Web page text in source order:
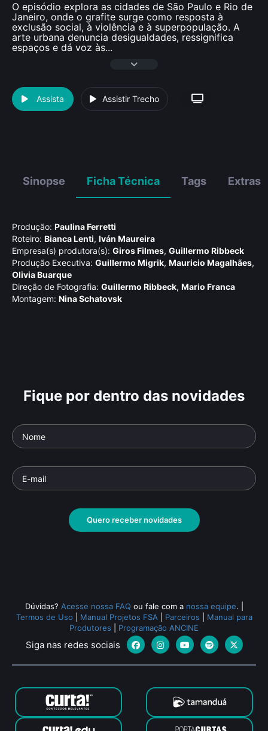
O episódio explora as cidades de São Paulo e Rio de
Janeiro, onde o grafite surge como resposta à
exclusão social, à violência e à superpopulação. A
arte urbana denuncia desigualdades, ressignifica
espaços e dá voz às...
Assista Assistir Trecho
Sinopse Ficha Técnica Tags Extras
Produção: Paulina Ferretti
Roteiro: Bianca Lenti, Iván Maureira
Empresa(s) produtora(s): Giros Filmes, Guillermo Ribbeck
Produção Executiva: Guillermo Migrik, Mauricio Magalhães,
Olivia Buarque
Direção de Fotografia: Guillermo Ribbeck, Mario Franca
Montagem: Nina Schatovsk
Fique por dentro das novidades
Quero receber novidades
Dúvidas? Acesse nossa FAQ ou fale com a nossa equipe.
Termos de Uso
Manual Projetos FSA Parceiros
Manual para
Produtores
Programação ANCINE
Siga nas redes sociais